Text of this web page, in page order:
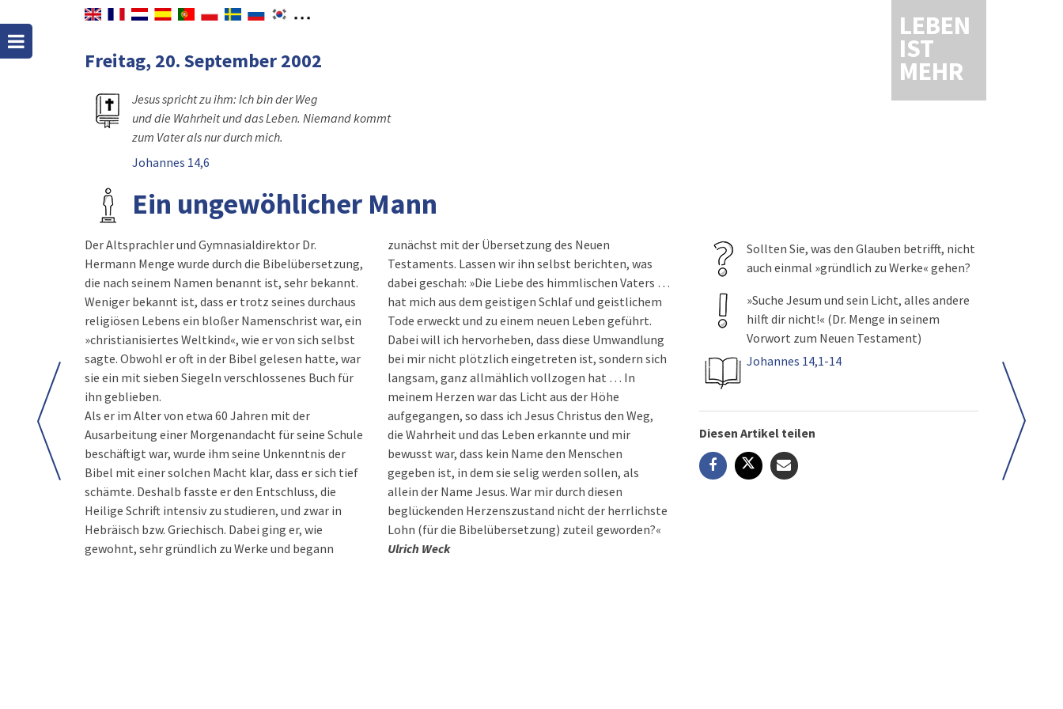
LEBEN
IST
MEHR
Freitag, 20. September 2002
Jesus spricht zu ihm: Ich bin der Weg
und die Wahrheit und das Leben. Niemand kommt
zum Vater als nur durch mich.
Johannes 14,6
Ein ungewöhlicher Mann
Der Altsprachler und Gymnasialdirektor Dr.
Hermann Menge wurde durch die Bibelübersetzung,
die nach seinem Namen benannt ist, sehr bekannt.
Weniger bekannt ist, dass er trotz seines durchaus
religiösen Lebens ein bloßer Namenschrist war, ein
»christianisiertes Weltkind«, wie er von sich selbst
sagte. Obwohl er oft in der Bibel gelesen hatte, war
sie ein mit sieben Siegeln verschlossenes Buch für
ihn geblieben.
Als er im Alter von etwa 60 Jahren mit der
Ausarbeitung einer Morgenandacht für seine Schule
beschäftigt war, wurde ihm seine Unkenntnis der
Bibel mit einer solchen Macht klar, dass er sich tief
schämte. Deshalb fasste er den Entschluss, die
Heilige Schrift intensiv zu studieren, und zwar in
Hebräisch bzw. Griechisch. Dabei ging er, wie
gewohnt, sehr gründlich zu Werke und begann
zunächst mit der Übersetzung des Neuen
Testaments. Lassen wir ihn selbst berichten, was
dabei geschah: »Die Liebe des himmlischen Vaters …
hat mich aus dem geistigen Schlaf und geistlichem
Tode erweckt und zu einem neuen Leben geführt.
Dabei will ich hervorheben, dass diese Umwandlung
bei mir nicht plötzlich eingetreten ist, sondern sich
langsam, ganz allmählich vollzogen hat … In
meinem Herzen war das Licht aus der Höhe
aufgegangen, so dass ich Jesus Christus den Weg,
die Wahrheit und das Leben erkannte und mir
bewusst war, dass kein Name den Menschen
gegeben ist, in dem sie selig werden sollen, als
allein der Name Jesus. War mir durch diesen
beglückenden Herzenszustand nicht der herrlichste
Lohn (für die Bibelübersetzung) zuteil geworden?«
Ulrich Weck
Sollten Sie, was den Glauben betrifft, nicht
auch einmal »gründlich zu Werke« gehen?
»Suche Jesum und sein Licht, alles andere
hilft dir nicht!« (Dr. Menge in seinem
Vorwort zum Neuen Testament)
Johannes 14,1-14
Diesen Artikel teilen